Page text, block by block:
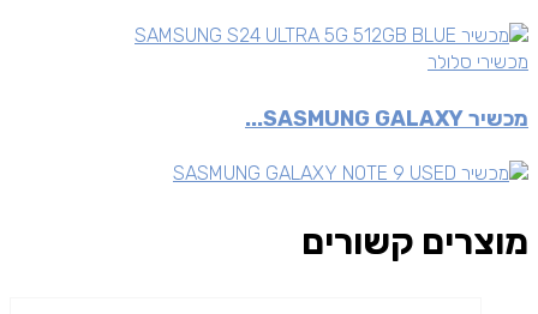
מכשירי סלולר
מכשיר SASMUNG GALAXY...
מוצרים קשורים